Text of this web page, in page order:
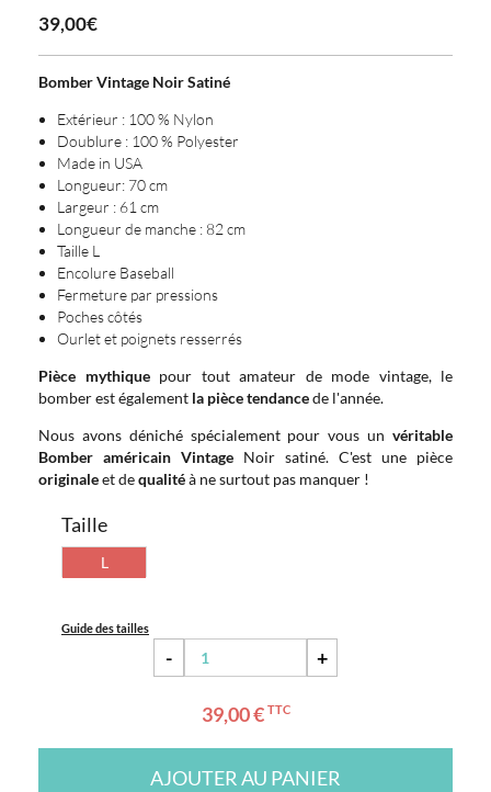
39,00€
Bomber Vintage Noir Satiné
Extérieur : 100 % Nylon
Doublure : 100 % Polyester
Made in USA
Longueur: 70 cm
Largeur : 61 cm
Longueur de manche : 82 cm
Taille L
Encolure Baseball
Fermeture par pressions
Poches côtés
Ourlet et poignets resserrés
Pièce mythique pour tout amateur de mode vintage, le
bomber est également la pièce tendancede l'année.
Nous avons déniché spécialement pour vous un véritable
Bomber américain Vintage Noir satiné. C'est une pièce
originaleet dequalitéà ne surtout pas manquer !
Taille
L
Guide des tailles
- +
39,00 € TTC
AJOUTER AU PANIER